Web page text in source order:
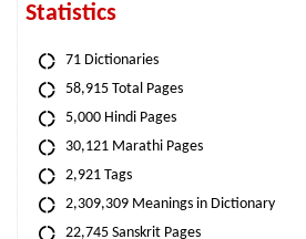
Statistics
71 Dictionaries
58,915 Total Pages
5,000 Hindi Pages
30,121 Marathi Pages
2,921 Tags
2,309,309 Meanings in Dictionary
22,745 Sanskrit Pages